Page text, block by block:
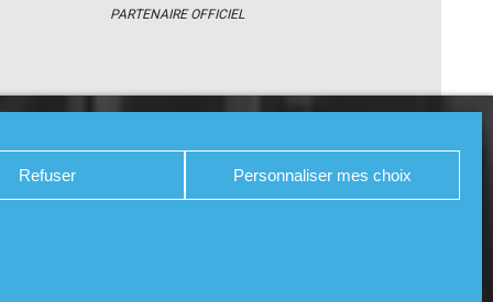
Refuser Personnaliser mes choix
PARTENAIRE OFFICIEL
WEB TV PARTENAIRES PRESSE